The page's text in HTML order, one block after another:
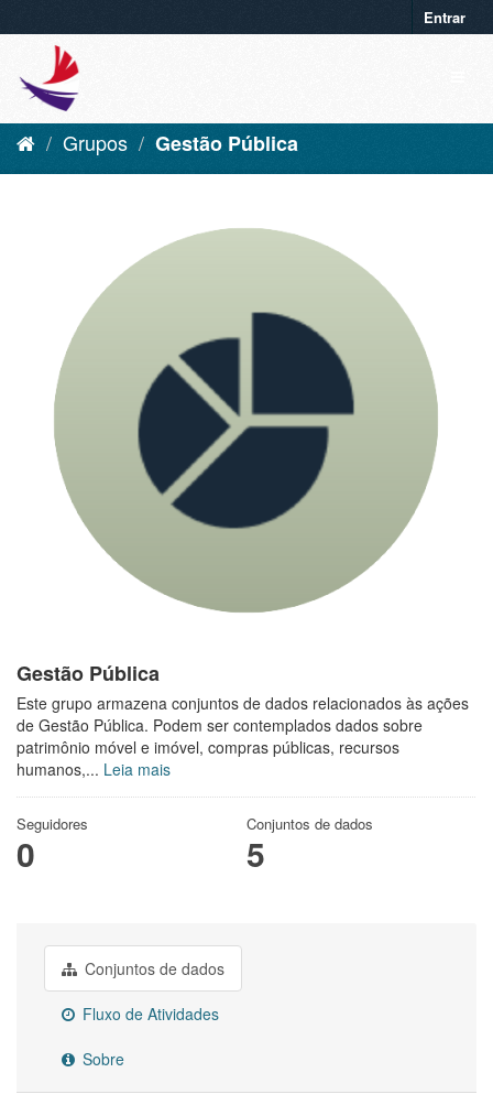
Entrar
Grupos Gestão Pública
Gestão Pública
Este grupo armazena conjuntos de dados relacionados às ações
de Gestão Pública. Podem ser contemplados dados sobre
patrimônio móvel e imóvel, compras públicas, recursos
humanos,... Leia mais
Seguidores
0
Conjuntos de dados
5
Conjuntos de dados
Fluxo de Atividades
Sobre